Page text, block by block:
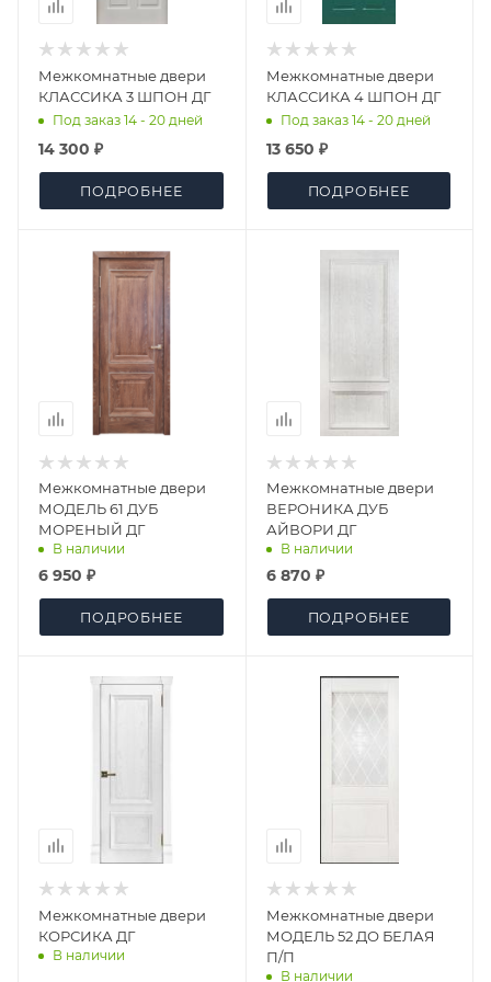
Межкомнатные двери
КЛАССИКА 3 ШПОН ДГ
Под заказ 14 - 20 дней
14 300 ₽
ПОДРОБНЕЕ
Межкомнатные двери
КЛАССИКА 4 ШПОН ДГ
Под заказ 14 - 20 дней
13 650 ₽
ПОДРОБНЕЕ
Межкомнатные двери
МОДЕЛЬ 61 ДУБ
МОРЕНЫЙ ДГ
В наличии
6 950 ₽
ПОДРОБНЕЕ
Межкомнатные двери
ВЕРОНИКА ДУБ
АЙВОРИ ДГ
В наличии
6 870 ₽
ПОДРОБНЕЕ
Межкомнатные двери
КОРСИКА ДГ
В наличии
Межкомнатные двери
МОДЕЛЬ 52 ДО БЕЛАЯ
П/П
В наличии